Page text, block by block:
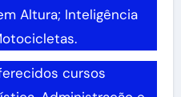
Altura; Inteligência
cursos